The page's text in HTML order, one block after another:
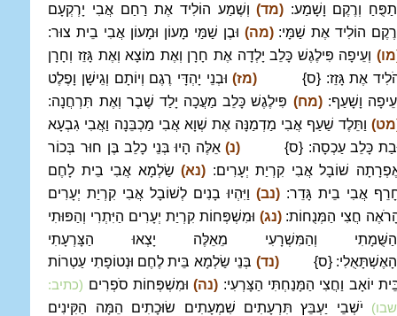
וְרֶקֶם וָשָׁמַע: (מד) וְשֶׁמַע הוֹלִיד אֶת רַחַם אֲבִי יָרְקְעָם
הוֹלִיד אֶת שַׁמָּי:(מה) וּבֶן שַׁמַּי מָעוֹן וּמָעוֹן אֲבִי בֵית צוּר:
וְעֵיפָה פִּילֶגֶשׁ כָּלֵב יָלְדָה אֶת חָרָן וְאֶת מוֹצָא וְאֶת גָּזֵז וְחָרָן
אֶת גָּזֵז: {ס} (מז) וּבְנֵי יָהְדָּי רֶגֶם וְיוֹתָם וְגֵישָׁן וָפֶלֶט
וָשָׁעַף:(מח) פִּילֶגֶשׁ כָּלֵב מַעֲכָה יָלַד שֶׁבֶר וְאֶת תִּרְחֲנָה:
וַתֵּלֶד שַׁעַף אֲבִי מַדְמַנָּה אֶת שְׁוָא אֲבִי מַכְבֵּנָה וַאֲבִי גִבְעָא
כָּלֵב עַכְסָה: {ס} (נ) אֵלֶּה הָיוּ בְּנֵי כָלֵב בֶּן חוּר בְּכוֹר
שׁוֹבָל אֲבִי קִרְיַת יְעָרִים: (נא) שַׂלְמָא אֲבִי בֵית לָחֶם
אֲבִי בֵית גָּדֵר: (נב) וַיִּהְיוּ בָנִים לְשׁוֹבָל אֲבִי קִרְיַת יְעָרִים
חֲצִי הַמְּנֻחוֹת:(נג) וּמִשְׁפְּחוֹת קִרְיַת יְעָרִים הַיִּתְרִי וְהַפּוּתִי
וְהַמִּשְׁרָעִי מֵאֵלֶּה יָצְאוּ הַצָּרְעָתִי
{ס}(נד) בְּנֵי שַׂלְמָא בֵּית לֶחֶם וּנְטוֹפָתִי עַטְרוֹת
יוֹאָב וַחֲצִי הַמָּנַחְתִּי הַצָּרְעִי: (נה) וּמִשְׁפְּחוֹת סֹפְרִים (כתיב:
יֹשְׁבֵי יַעְבֵּץ תִּרְעָתִים שִׁמְעָתִים שׂוּכָתִים הֵמָּה הַקִּינִים